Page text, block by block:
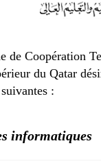
de Coopération
du Qatar
:
informatiques